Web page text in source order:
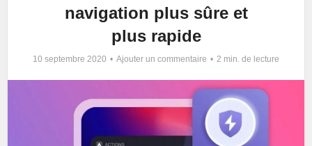
navigation plus sûre et
plus rapide
10 septembre 2020 Ajouter un commentaire 2 min. de lecture